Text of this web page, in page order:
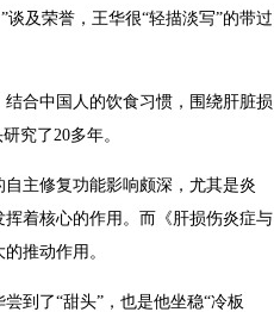
及荣誉，王华很“轻描淡写”的带过
合中国人的饮食习惯，围绕肝脏损
究了20多年。
主修复功能影响颇深，尤其是炎
着核心的作用。而《肝损伤炎症与
推动作用。
了“甜头”，也是他坐稳“冷板